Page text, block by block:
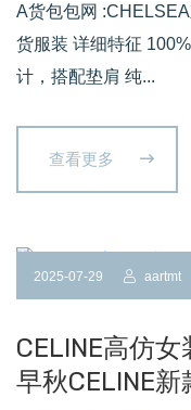
A货包包网
货服装 详细特征
计，搭配垫肩 纯...
查看更多
2025-07-29 aartmt
CELINE高仿
早秋CELINE